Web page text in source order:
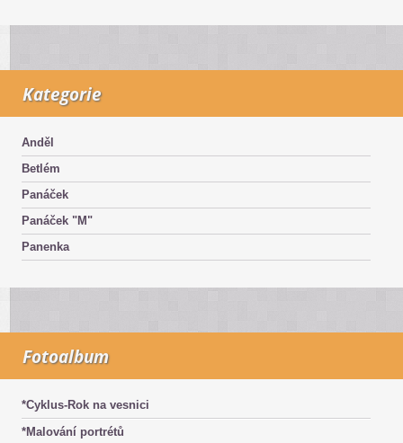
Kategorie
Anděl
Betlém
Panáček
Panáček "M"
Panenka
Fotoalbum
*Cyklus-Rok na vesnici
*Malování portrétů